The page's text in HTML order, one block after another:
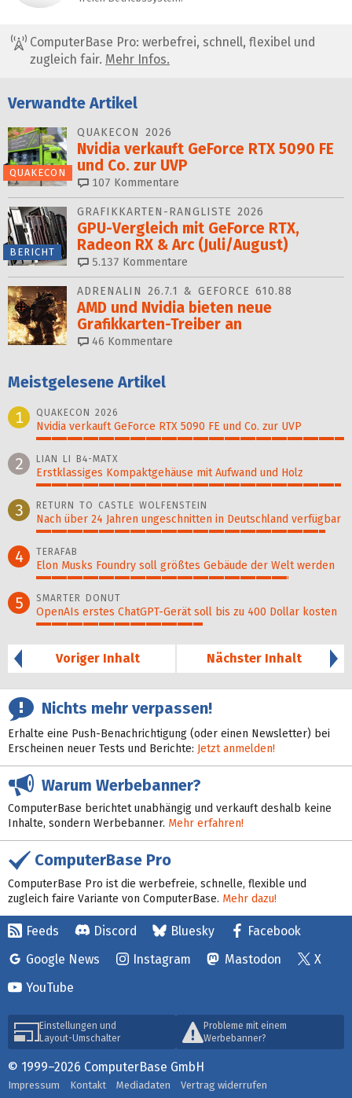
ComputerBase Pro: werbefrei, schnell, flexibel und
zugleich fair. Mehr Infos.
Verwandte Artikel
QUAKECON
QUAKECON 2026
Nvidia verkauft GeForce RTX 5090 FE
und Co. zur UVP
107 Kommentare
BERICHT
GRAFIKKARTEN-RANGLISTE 2026
GPU-Vergleich mit GeForce RTX,
Radeon RX & Arc (Juli/August)
5.137 Kommentare
ADRENALIN 26.7.1 & GEFORCE 610.88
AMD und Nvidia bieten neue
Grafikkarten-Treiber an
46 Kommentare
Meistgelesene Artikel
1
QUAKECON 2026
Nvidia verkauft GeForce RTX 5090 FE und Co. zur UVP
100%
2 LIAN LI B4-MATX
Erstklassiges Kompaktgehäuse mit Aufwand und Holz
99%
3 RETURN TO CASTLE WOLFENSTEIN
Nach über 24 Jahren ungeschnitten in Deutschland verfügbar
94%
4 TERAFAB
Elon Musks Foundry soll größ­tes Gebäude der Welt werden
82%
5 SMARTER DONUT
OpenAIs erstes ChatGPT-Gerät soll bis zu 400 Dollar kosten
54%
Voriger Inhalt
Nächster Inhalt
Nichts mehr verpassen!
Erhalte eine Push-Benachrichtigung (oder einen Newsletter) bei
Erscheinen neuer Tests und Berichte: Jetzt anmelden!
Warum Werbebanner?
ComputerBase berichtet unabhängig und verkauft deshalb keine
Inhalte, sondern Werbebanner. Mehr erfahren!
ComputerBase Pro
ComputerBase Pro ist die werbefreie, schnelle, flexible und
zugleich faire Variante von ComputerBase. Mehr dazu!
Feeds Discord Bluesky
Facebook
Google News
Instagram Mastodon
X
YouTube
Einstellungen und
Layout-Umschalter
Probleme mit einem
Werbebanner?
© 1999–2026 ComputerBase GmbH
Impressum Kontakt Mediadaten
Vertrag widerrufen